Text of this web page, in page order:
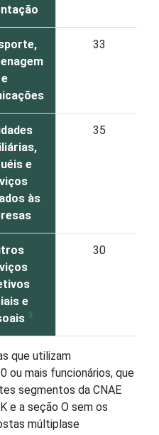
e
33
e
às
35
e
3
30
que utilizam
ou mais funcionários, que
segmentos da CNAE
K e a seção O sem os
múltiplase